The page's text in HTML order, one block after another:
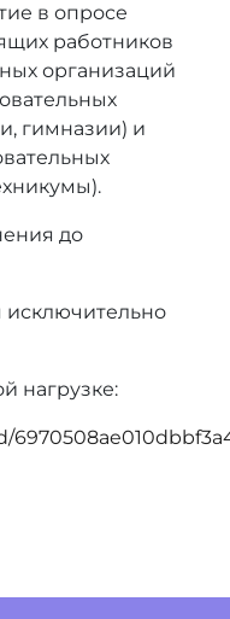
в опросе
работников
организаций
гимназии) и
до
исключительно
нагрузке: